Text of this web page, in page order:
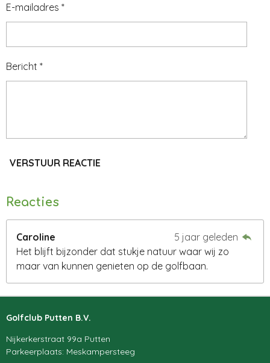
E-mailadres *
Bericht *
VERSTUUR REACTIE
Reacties
Caroline
5 jaar geleden
Het blijft bijzonder dat stukje natuur waar wij zo
maar van kunnen genieten op de golfbaan.
Golfclub Putten B.V.
Nijkerkerstraat 99a Putten
Parkeerplaats: Meskampersteeg